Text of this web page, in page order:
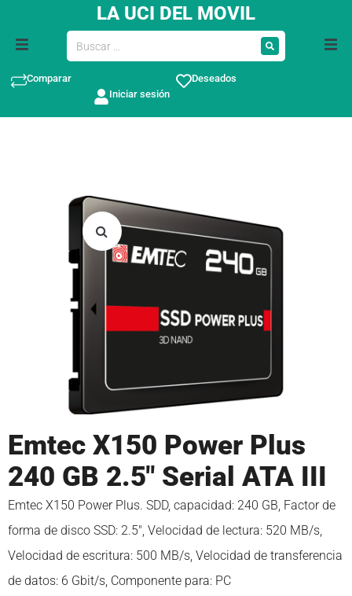
LA UCI DEL MOVIL
Comparar
Deseados
Iniciar sesión
Emtec X150 Power Plus
240 GB 2.5″ Serial ATA III
Emtec X150 Power Plus. SDD, capacidad: 240 GB, Factor de
forma de disco SSD: 2.5″, Velocidad de lectura: 520 MB/s,
Velocidad de escritura: 500 MB/s, Velocidad de transferencia
de datos: 6 Gbit/s, Componente para: PC